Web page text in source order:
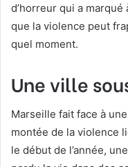
d’horreur qui a
que la violence peut
quel moment.
Une ville
Marseille fait face à
montée de la violence
le début de l’année,